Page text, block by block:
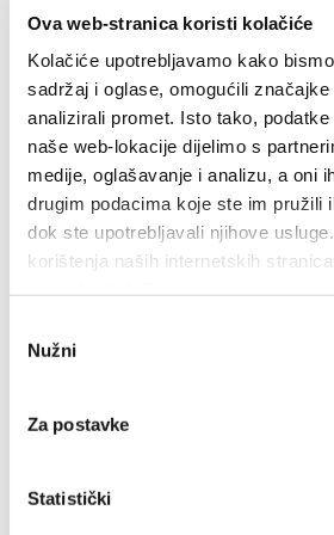
Ova web-stranica koristi kolačiće
Kolačiće upotrebljavamo kako
sadržaj i oglase, omogućili
analizirali promet. Isto tako,
naše web-lokacije dijelimo s
medije, oglašavanje i analizu, a oni
drugim podacima koje ste im pružili
dok ste upotrebljavali njihove
korištenja naših internetskih
pristanka
Nužni
Za postavke
Statistički
del in spust do konca poti.
najbolj strm, z gradientom –17 %,
makadamu, preostali del spusta
Za odprtje GPX dokumenta je
aplikacijo (npr. GPX Viewer).
48,221 kB • GPX
48,221 kB • GPX